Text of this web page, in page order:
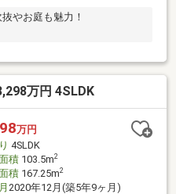
やお庭も魅力！
万円 4SLDK
万円
4SLDK
積103.5m2
積167.25m2
2020年12月(築5年9ヶ月)